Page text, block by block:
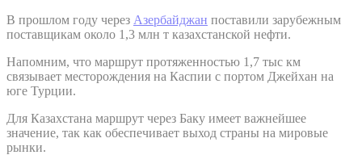
В прошлом году через Азербайджан поставили зарубежным
поставщикам около 1,3 млн т казахстанской нефти.
Напомним, что маршрут протяженностью 1,7 тыс км
связывает месторождения на Каспии с портом Джейхан на
юге Турции.
Для Казахстана маршрут через Баку имеет важнейшее
значение, так как обеспечивает выход страны на мировые
рынки.